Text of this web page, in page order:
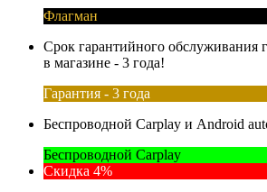
Флагман
Срок гарантийного обслуживания
в магазине - 3 года!
Гарантия - 3 года
Беспроводной Carplay и Android
Беспроводной Carplay
Скидка 4%